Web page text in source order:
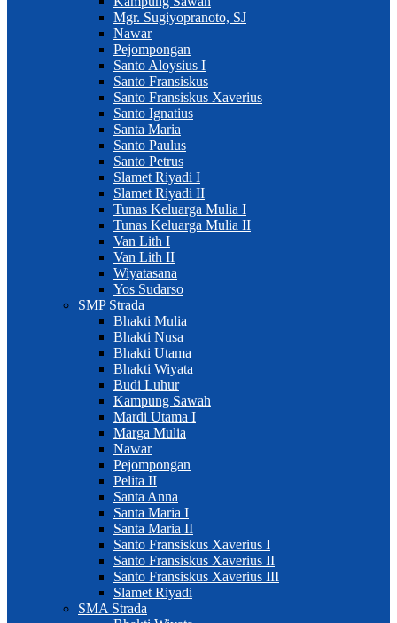
Mgr. Sugiyopranoto, SJ
Nawar
Pejompongan
Santo Aloysius I
Santo Fransiskus
Santo Fransiskus Xaverius
Santo Ignatius
Santa Maria
Santo Paulus
Santo Petrus
Slamet Riyadi I
Slamet Riyadi II
Tunas Keluarga Mulia I
Tunas Keluarga Mulia II
Van Lith I
Van Lith II
Wiyatasana
Yos Sudarso
SMP Strada
Bhakti Mulia
Bhakti Nusa
Bhakti Utama
Bhakti Wiyata
Budi Luhur
Kampung Sawah
Mardi Utama I
Marga Mulia
Nawar
Pejompongan
Pelita II
Santa Anna
Santa Maria I
Santa Maria II
Santo Fransiskus Xaverius I
Santo Fransiskus Xaverius II
Santo Fransiskus Xaverius III
Slamet Riyadi
SMA Strada